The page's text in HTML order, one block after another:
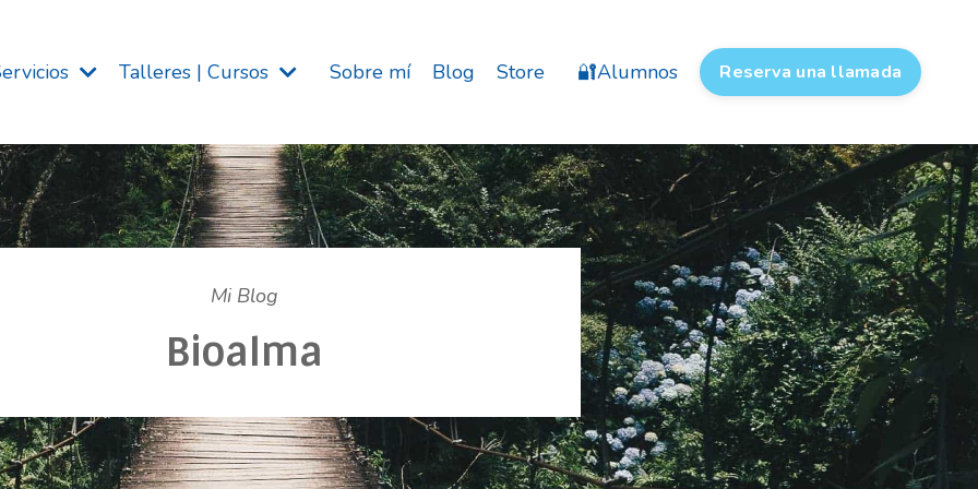
Talleres | Cursos Sobre mí Blog Store 🔐Alumnos Reserva una llamada
Mi Blog
Bioalma